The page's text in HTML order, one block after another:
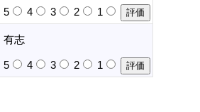
5 4 3 2 1
有志
5 4 3 2 1